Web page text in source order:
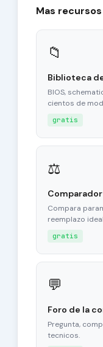
Mas
📁
Biblioteca
BIOS,
cientos de
gratis
⚖
Compara
reemplazo
gratis
💬
Foro de la
Pregunta,
tecnicos.